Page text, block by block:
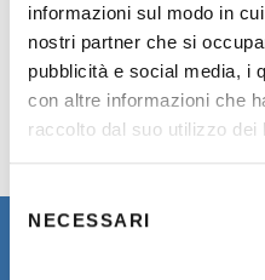
informazioni sul modo in
nostri partner che si
pubblicità e social media, i
con altre informazioni che
raccolto dal suo utilizzo dei
Selezione
delNECESSARI